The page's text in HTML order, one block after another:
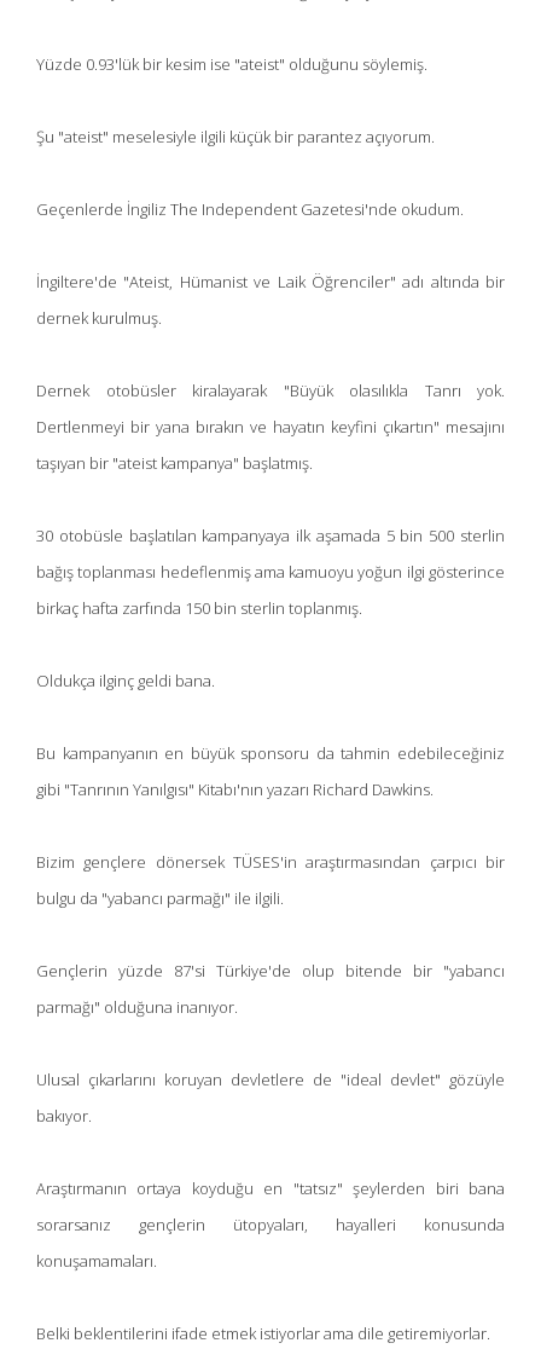
Yüzde 0.93'lük bir kesim ise "ateist" olduğunu söylemiş.
Şu "ateist" meselesiyle ilgili küçük bir parantez açıyorum.
Geçenlerde İngiliz The Independent Gazetesi'nde okudum.
İngiltere'de "Ateist, Hümanist ve Laik Öğrenciler" adı altında bir
dernek kurulmuş.
Dernek otobüsler kiralayarak "Büyük olasılıkla Tanrı yok.
Dertlenmeyi bir yana bırakın ve hayatın keyfini çıkartın" mesajını
taşıyan bir "ateist kampanya" başlatmış.
30 otobüsle başlatılan kampanyaya ilk aşamada 5 bin 500 sterlin
bağış toplanması hedeflenmiş ama kamuoyu yoğun ilgi gösterince
birkaç hafta zarfında 150 bin sterlin toplanmış.
Oldukça ilginç geldi bana.
Bu kampanyanın en büyük sponsoru da tahmin edebileceğiniz
gibi "Tanrının Yanılgısı" Kitabı'nın yazarı Richard Dawkins.
Bizim gençlere dönersek TÜSES'in araştırmasından çarpıcı bir
bulgu da "yabancı parmağı" ile ilgili.
Gençlerin yüzde 87'si Türkiye'de olup bitende bir "yabancı
parmağı" olduğuna inanıyor.
Ulusal çıkarlarını koruyan devletlere de "ideal devlet" gözüyle
bakıyor.
Araştırmanın ortaya koyduğu en "tatsız" şeylerden biri bana
sorarsanız gençlerin ütopyaları, hayalleri konusunda
konuşamamaları.
Belki beklentilerini ifade etmek istiyorlar ama dile getiremiyorlar.